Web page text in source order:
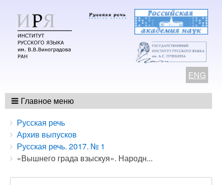
ENG
Главное меню
Breadcrumbs
You
are
here:
Русская речь
Архив выпусков
Русская речь. 2017. № 1
«Вышнего града взыскуя». Народн...